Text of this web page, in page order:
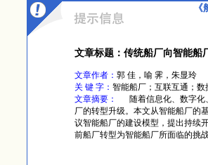
文章标题：传统船厂向智能船
文章作者： 郭 佳，喻 霁，朱显玲
关 键 字： 智能船厂；互联互通；
文章摘要：
随着信息化、数字化
厂的转型升级。本文从智能船厂的
议智能船厂的建设模型，提出持续
前船厂转型为智能船厂所面临的挑